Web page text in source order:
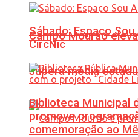
Campo Mourão
supera média
Sábado: Espaço
CircNic
Biblioteca Municipal
promove
comemoração ao